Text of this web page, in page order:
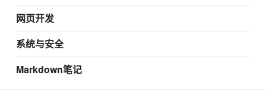
网页开发
系统与安全
Markdown笔记